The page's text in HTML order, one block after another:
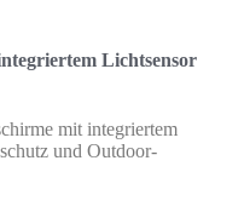
Lichtsensor
mit integriertem
und Outdoor-